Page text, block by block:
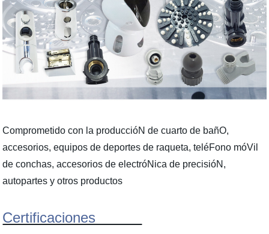
Comprometido con la produccióN de cuarto de bañO,
accesorios, equipos de deportes de raqueta, teléFono móVil
de conchas, accesorios de electróNica de precisióN,
autopartes y otros productos
Certificaciones